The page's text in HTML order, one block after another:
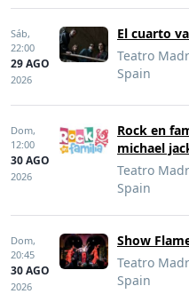
Sáb,
22:00
29 AGO
2026
El cuarto
Teatro
Spain
Dom,
12:00
30 AGO
2026
Rock en
michael
Teatro
Spain
Dom,
20:45
30 AGO
2026
Show
Teatro
Spain